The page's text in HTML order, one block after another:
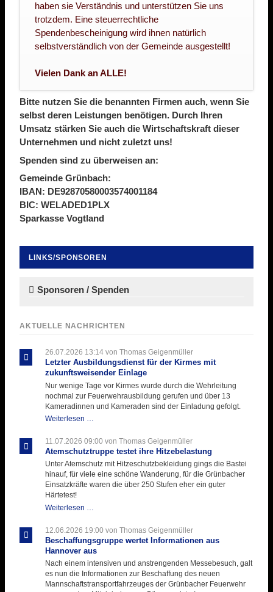
haben sie Verständnis und unterstützen Sie uns
trotzdem. Eine steuerrechtliche
Spendenbescheinigung wird ihnen natürlich
selbstverständlich von der Gemeinde ausgestellt!
Vielen Dank an ALLE!
Bitte nutzen Sie die benannten Firmen auch, wenn Sie
selbst deren Leistungen benötigen. Durch Ihren
Umsatz stärken Sie auch die Wirtschaftskraft dieser
Unternehmen und nicht zuletzt uns!
Spenden sind zu überweisen an:
Gemeinde Grünbach:
IBAN: DE92870580003574001184
BIC: WELADED1PLX
Sparkasse Vogtland
LINKS/SPONSOREN
überspringen
Sponsoren / Spenden
AKTUELLE NACHRICHTEN
26.07.2026 13:14von Thomas Geigenmüller
Letzter Ausbildungsdienst für der Kirmes mit
zukunftsweisender Einlage
Nur wenige Tage vor Kirmes wurde durch die Wehrleitung
nochmal zur Feuerwehrausbildung gerufen und über 13
Kameradinnen und Kameraden sind der Einladung gefolgt.
Weiterlesen …
für
der
Kirmes
mit
zukunftsweisender
11.07.2026 09:00 von Thomas Geigenmüller
Atemschutztruppe testet ihre Hitzebelastung
Unter Atemschutz mit Hitzeschutzbekleidung gings die Bastei
hinauf, für viele eine schöne Wanderung, für die Grünbacher
Einsatzkräfte waren die über 250 Stufen eher ein guter
Härtetest!
Weiterlesen …
ihre
Hitzebelastung
12.06.2026 19:00 von Thomas Geigenmüller
Beschaffungsgruppe wertet Informationen aus
Hannover aus
Nach einem intensiven und anstrengenden Messebesuch, galt
es nun die Informationen zur Beschaffung des neuen
Mannschaftstransportfahrzeuges der Grünbacher Feuerwehr